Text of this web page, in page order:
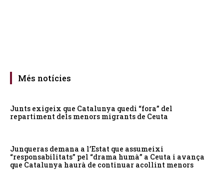
Més notícies
Junts exigeix que Catalunya quedi “fora” del
repartiment dels menors migrants de Ceuta
Junqueras demana a l’Estat que assumeixi
“responsabilitats” pel “drama humà” a Ceuta i avança
que Catalunya haurà de continuar acollint menors